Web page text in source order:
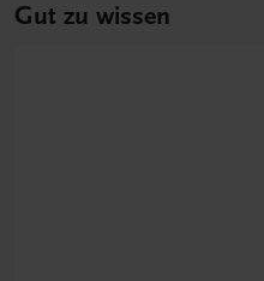
Gut zu wissen